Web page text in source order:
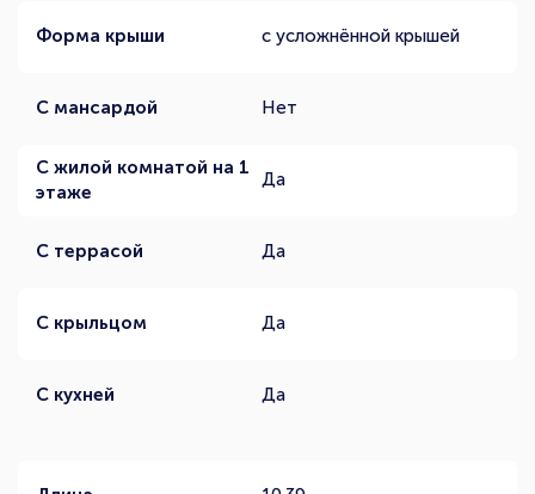
Форма крыши с усложнённой крышей
С мансардой Нет
С жилой комнатой на 1
этаже
Да
С террасой Да
С крыльцом Да
С кухней Да